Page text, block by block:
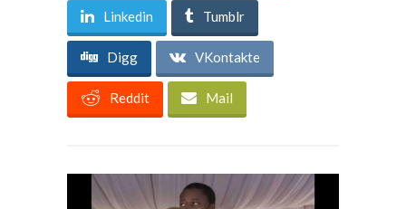
Linkedin Tumblr
Digg VKontakte
Reddit Mail